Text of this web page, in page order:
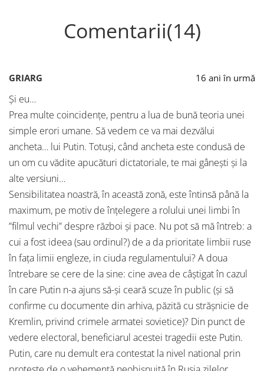
Comentarii(14)
GRIARG 16 ani în urmă
Și eu…
Prea multe coincidențe, pentru a lua de bună teoria unei
simple erori umane. Să vedem ce va mai dezvălui
ancheta… lui Putin. Totuși, când ancheta este condusă de
un om cu vădite apucături dictatoriale, te mai gânești și la
alte versiuni…
Sensibilitatea noastră, în această zonă, este întinsă până la
maximum, pe motiv de înțelegere a rolului unei limbi în
”filmul vechi” despre război și pace. Nu pot să mă întreb: a
cui a fost ideea (sau ordinul?) de a da prioritate limbii ruse
în fața limii engleze, in ciuda regulamentului? A doua
întrebare se cere de la sine: cine avea de câștigat în cazul
în care Putin n-a ajuns să-și ceară scuze în public (și să
confirme cu documente din arhiva, păzită cu strășnicie de
Kremlin, privind crimele armatei sovietice)? Din punct de
vedere electoral, beneficiarul acestei tragedii este Putin.
Putin, care nu demult era contestat la nivel national prin